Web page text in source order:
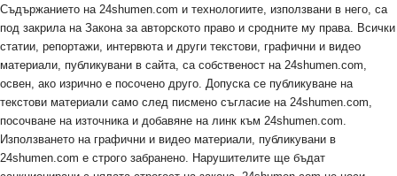
Съдържанието на 24shumen.com и технологиите, използвани в него, са
под закрила на Закона за авторското право и сродните му права. Всички
статии, репортажи, интервюта и други текстови, графични и видео
материали, публикувани в сайта, са собственост на 24shumen.com,
освен, ако изрично е посочено друго. Допуска се публикуване на
текстови материали само след писмено съгласие на 24shumen.com,
посочване на източника и добавяне на линк към 24shumen.com.
Използването на графични и видео материали, публикувани в
24shumen.com е строго забранено. Нарушителите ще бъдат